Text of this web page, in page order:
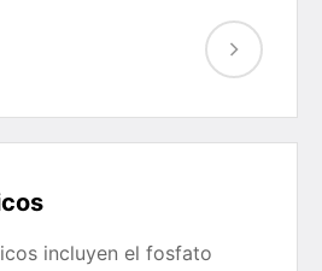
incluyen el fosfato